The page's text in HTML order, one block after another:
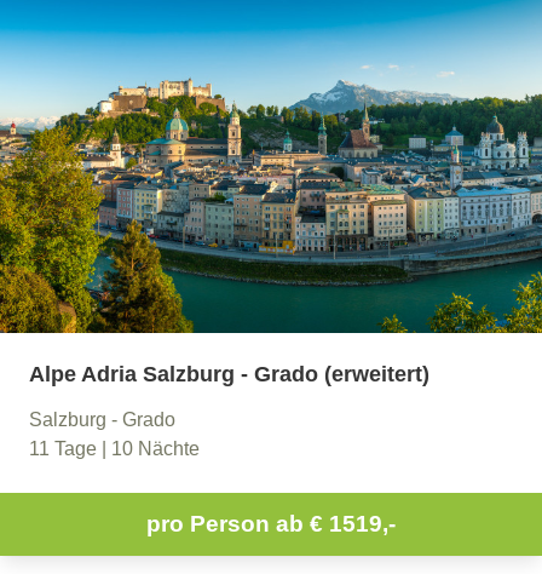
Alpe Adria Salzburg - Grado (erweitert)
Salzburg - Grado
11 Tage | 10 Nächte
pro Person ab € 1519,-